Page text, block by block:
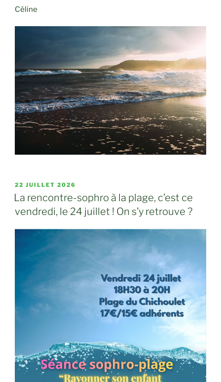
Céline
PUBLIÉ
LE
22 JUILLET 2026
La rencontre-sophro à la plage, c’est ce
vendredi, le 24 juillet ! On s’y retrouve ?